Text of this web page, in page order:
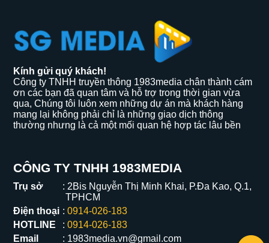
Kính gửi quý khách!
Công ty TNHH truyền thông 1983media chân thành cám
ơn các bạn đã quan tâm và hỗ trợ trong thời gian vừa
qua, Chúng tôi luôn xem những dự án mà khách hàng
mang lại không phải chỉ là những giao dịch thông
thường nhưng là cả một mối quan hệ hợp tác lâu bền
CÔNG TY TNHH 1983MEDIA
Trụ sở
2Bis Nguyễn Thị Minh Khai, P.Đa Kao, Q.1,
TPHCM
Điện thoại
0914-026-183
HOTLINE
0914-026-183
Email
1983media.vn@gmail.com